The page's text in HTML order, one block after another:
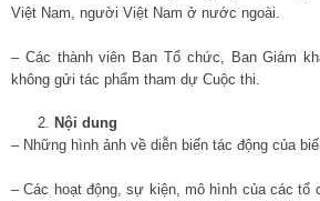
Việt Nam, người Việt Nam ở nước ngoài.
– Các thành viên Ban Tổ chức, Ban Giám
không gửi tác phẩm tham dự Cuộc thi.
Nội dung
– Những hình ảnh về diễn biến tác động của
– Các hoạt động, sự kiện, mô hình của các tổ